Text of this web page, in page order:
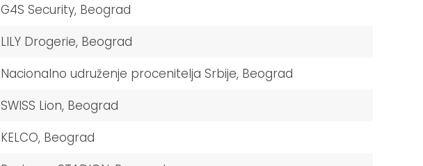
G4S Security, Beograd
LILY Drogerie, Beograd
Nacionalno udruženje procenitelja Srbije, Beograd
SWISS Lion, Beograd
KELCO, Beograd